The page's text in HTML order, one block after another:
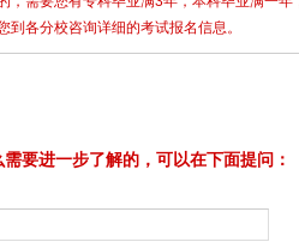
到各分校咨询详细的考试报名信息。
要进一步了解的，可以在下面提问：